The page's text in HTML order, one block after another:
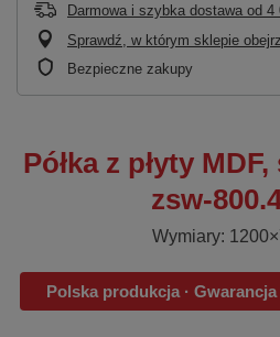
Darmowa i szybka dostawa od 4
Sprawdź, w którym sklepie
Bezpieczne zakupy
Półka z płyty
zsw-
Wymiary:
Polska produkcja ·